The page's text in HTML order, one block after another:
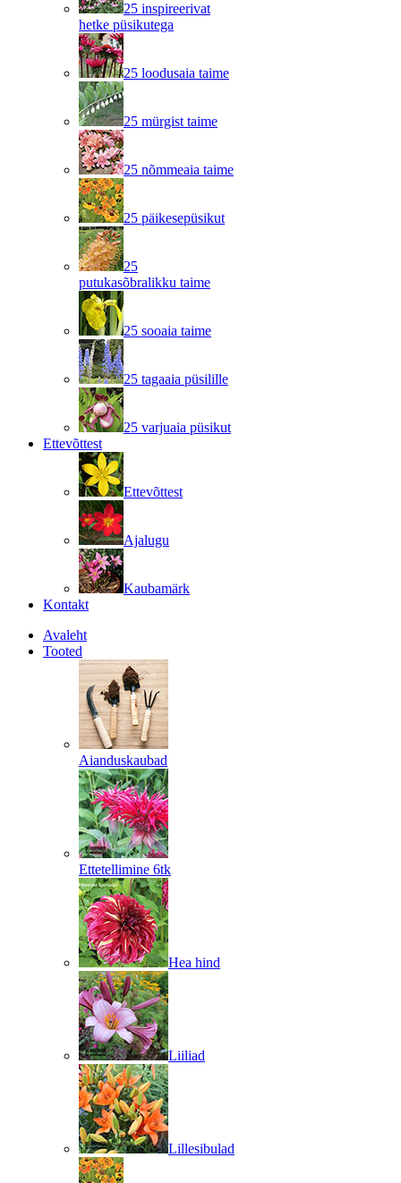
25 inspireerivat
hetke püsikutega
25 loodusaia taime
25 mürgist taime
25 nõmmeaia taime
25 päikesepüsikut
25
putukasõbralikku taime
25 sooaia taime
25 tagaaia püsilille
25 varjuaia püsikut
Ettevõttest
Ettevõttest
Ajalugu
Kaubamärk
Kontakt
Avaleht
Tooted
Aianduskaubad
Ettetellimine 6tk
Hea hind
Liiliad
Lillesibulad